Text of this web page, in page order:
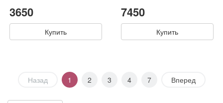
3650
Купить
7450
Купить
Назад 1 2 3 4 7 Вперед